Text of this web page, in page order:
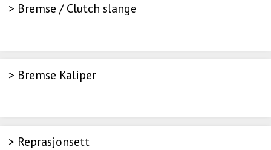
> Bremse / Clutch slange
> Bremse Kaliper
> Reprasjonsett